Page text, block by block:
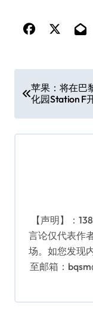
章
导
航
苹果：将在巴
化园Station F
【声明】：
言论仅代表作
场。如您发现
至邮箱：